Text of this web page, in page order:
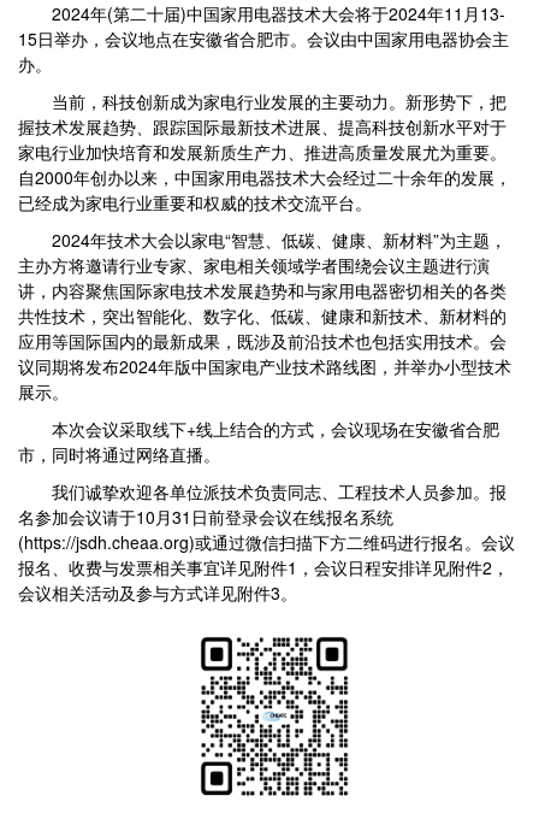
2024年(第二十届)中国家用电器技术大会将于2024年11月13-
15日举办，会议地点在安徽省合肥市。会议由中国家用电器协会主
办。
当前，科技创新成为家电行业发展的主要动力。新形势下，把
握技术发展趋势、跟踪国际最新技术进展、提高科技创新水平对于
家电行业加快培育和发展新质生产力、推进高质量发展尤为重要。
自2000年创办以来，中国家用电器技术大会经过二十余年的发展，
已经成为家电行业重要和权威的技术交流平台。
2024年技术大会以家电“智慧、低碳、健康、新材料”为主题，
主办方将邀请行业专家、家电相关领域学者围绕会议主题进行演
讲，内容聚焦国际家电技术发展趋势和与家用电器密切相关的各类
共性技术，突出智能化、数字化、低碳、健康和新技术、新材料的
应用等国际国内的最新成果，既涉及前沿技术也包括实用技术。会
议同期将发布2024年版中国家电产业技术路线图，并举办小型技术
展示。
本次会议采取线下+线上结合的方式，会议现场在安徽省合肥
市，同时将通过网络直播。
我们诚挚欢迎各单位派技术负责同志、工程技术人员参加。报
名参加会议请于10月31日前登录会议在线报名系统
(https://jsdh.cheaa.org)或通过微信扫描下方二维码进行报名。会议
报名、收费与发票相关事宜详见附件1，会议日程安排详见附件2，
会议相关活动及参与方式详见附件3。